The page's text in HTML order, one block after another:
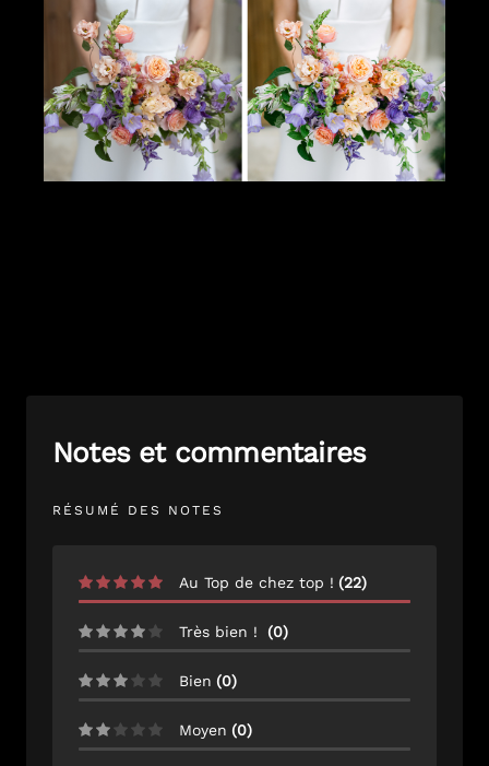
Notes et commentaires
RÉSUMÉ DES NOTES
Au Top de chez top ! (22)
Très bien ! (0)
Bien (0)
Moyen (0)